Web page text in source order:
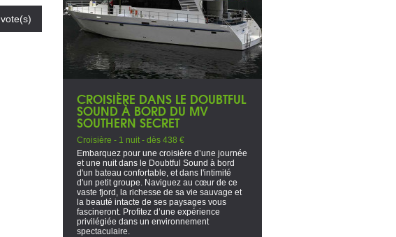
vote(s)
CROISIÈRE DANS LE DOUBTFUL
SOUND À BORD DU MV
SOUTHERN SECRET
Croisière - 1 nuit - dès 438 €
Embarquez pour une croisière d’une journée
et une nuit dans le Doubtful Sound à bord
d'un bateau confortable, et dans l'intimité
d'un petit groupe. Naviguez au cœur de ce
vaste fjord, la richesse de sa vie sauvage et
la beauté intacte de ses paysages vous
fascineront. Profitez d’une expérience
privilégiée dans un environnement
spectaculaire.